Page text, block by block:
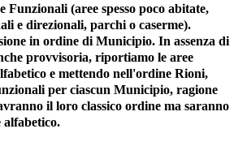
Funzionali (aree spesso poco abitate,
e direzionali, parchi o caserme).
in ordine di Municipio. In assenza di
provvisoria, riportiamo le aree
e mettendo nell'ordine Rioni,
per ciascun Municipio, ragione
il loro classico ordine ma saranno